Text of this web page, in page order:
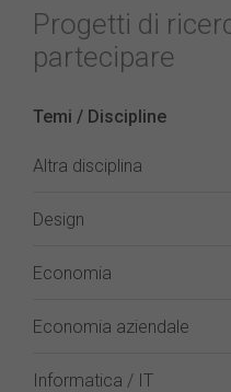
Progetti di
partecipare
Temi / Discipline
Altra disciplina
Design
Economia
Economia aziendale
Informatica / IT